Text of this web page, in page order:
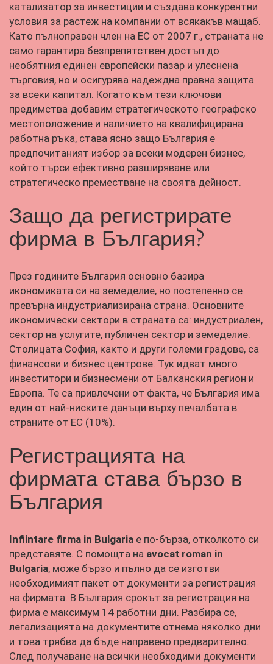
катализатор за инвестиции и създава конкурентни
условия за растеж на компании от всякакъв мащаб.
Като пълноправен член на ЕС от 2007 г., страната не
само гарантира безпрепятствен достъп до
необятния единен европейски пазар и улеснена
търговия, но и осигурява надеждна правна защита
за всеки капитал. Когато към тези ключови
предимства добавим стратегическото географско
местоположение и наличието на квалифицирана
работна ръка, става ясно защо България е
предпочитаният избор за всеки модерен бизнес,
който търси ефективно разширяване или
стратегическо преместване на своята дейност.
Защо да регистрирате
фирма в България?
През годините България основно базира
икономиката си на земеделие, но постепенно се
превърна индустриализирана страна. Основните
икономически сектори в страната са: индустриален,
сектор на услугите, публичен сектор и земеделие.
Столицата София, както и други големи градове, са
финансови и бизнес центрове. Тук идват много
инвеститори и бизнесмени от Балканския регион и
Европа. Те са привлечени от факта, че България има
един от най-ниските данъци върху печалбата в
страните от ЕС (10%).
Регистрацията на
фирмата става бързо в
България
Infiintare firma in Bulgaria е по-бърза, отколкото си
представяте. С помощта на avocat roman in
Bulgaria, може бързо и пълно да се изготви
необходимият пакет от документи за регистрация
на фирмата. В България срокът за регистрация на
фирма е максимум 14 работни дни. Разбира се,
легализацията на документите отнема няколко дни
и това трябва да бъде направено предварително.
След получаване на всички необходими документи